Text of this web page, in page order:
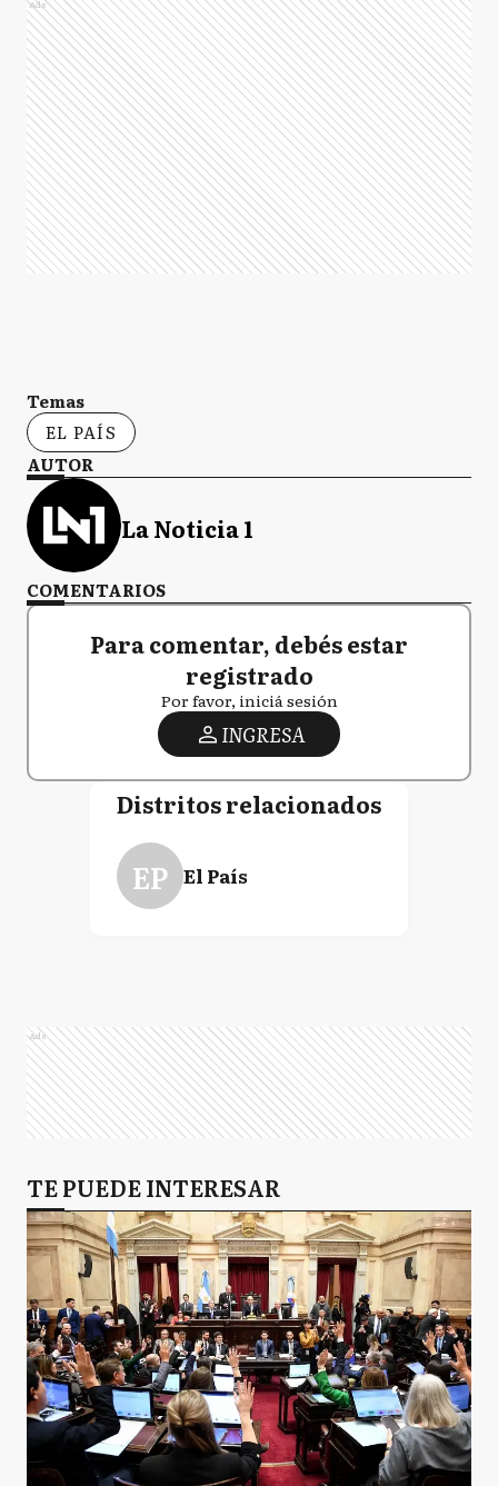
Ads
Temas
EL PAÍS
AUTOR
La Noticia 1
COMENTARIOS
Para comentar, debés estar
registrado
Por favor, iniciá sesión
INGRESA
Distritos relacionados
EP El País
Ads
TE PUEDE INTERESAR